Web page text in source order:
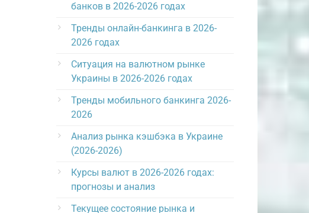
банков в 2026-2026 годах
Тренды онлайн-банкинга в 2026-
2026 годах
Ситуация на валютном рынке
Украины в 2026-2026 годах
Тренды мобильного банкинга 2026-
2026
Анализ рынка кэшбэка в Украине
(2026-2026)
Курсы валют в 2026-2026 годах:
прогнозы и анализ
Текущее состояние рынка и